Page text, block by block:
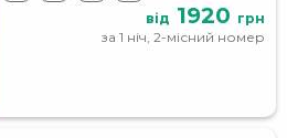
від 1920 грн
за 1 ніч, 2-місний номер